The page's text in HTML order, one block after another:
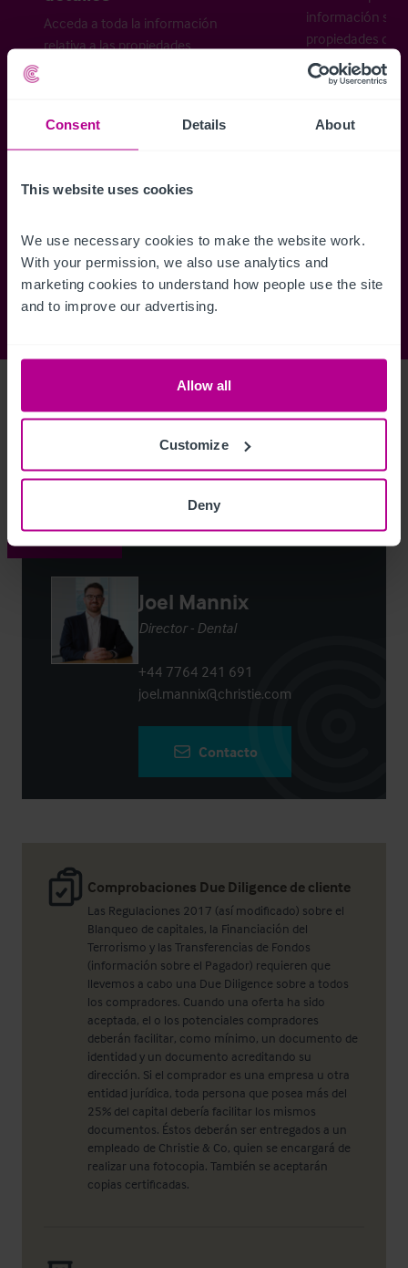
Consent Details About
This website uses cookies
We use necessary cookies to make the website work.
With your permission, we also use analytics and
marketing cookies to understand how people use the site
and to improve our advertising.
Allow all
Customize
Deny
Acceda a toda la información
relativa a las propiedades
información
propiedades
cómo desea
Regístrese ahora
to view full details
Comprobaciones Due Diligence de cliente
Las Regulaciones 2017 (así modificado) sobre el
Blanqueo de capitales, la Financiación del
Terrorismo y las Transferencias de Fondos
(información sobre el Pagador) requieren que
llevemos a cabo una Due Diligence sobre a todos
los compradores. Cuando una oferta ha sido
aceptada, el o los potenciales compradores
deberán facilitar, como mínimo, un documento de
identidad y un documento acreditando su
dirección. Si el comprador es una empresa u otra
entidad jurídica, toda persona que posea más del
25% del capital debería facilitar los mismos
documentos. Éstos deberán ser entregados a un
empleado de Christie & Co, quien se encargará de
realizar una fotocopia. También se aceptarán
copias certificadas.
Contacto
Joel Mannix
Director - Dental
+44 7764 241 691
joel.mannix@christie.com
Contacto